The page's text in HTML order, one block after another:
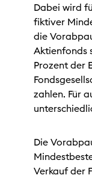
Dabei wird
fiktiver
die
Aktienfonds
Prozent der
zahlen. Für
Die
Verkauf der